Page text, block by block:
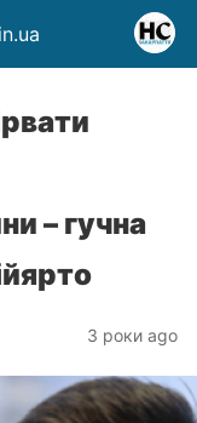
– гучна
3 роки ago